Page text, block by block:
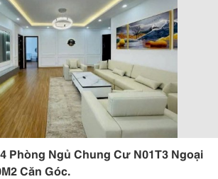
Phòng Ngủ Chung Cư N01T3 Ngoại
Căn Góc.